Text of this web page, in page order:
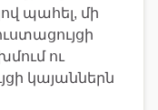
պահել, մի
ու
կայաններն